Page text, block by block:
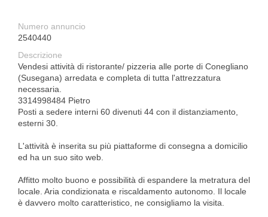
Numero annuncio
2540440
Descrizione
Vendesi attività di ristorante/ pizzeria alle porte di Conegliano
(Susegana) arredata e completa di tutta l'attrezzatura
necessaria.
3314998484 Pietro
Posti a sedere interni 60 divenuti 44 con il distanziamento,
esterni 30.
L'attività è inserita su più piattaforme di consegna a domicilio
ed ha un suo sito web.
Affitto molto buono e possibilità di espandere la metratura del
locale. Aria condizionata e riscaldamento autonomo. Il locale
è davvero molto caratteristico, ne consigliamo la visita.